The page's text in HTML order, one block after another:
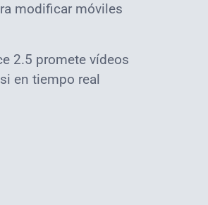
modificar móviles
2.5 promete vídeos
en tiempo real